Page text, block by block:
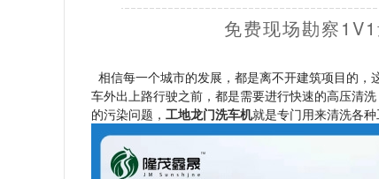
免费现场勘察
相信每一个城市的发展，都是离不开建筑项目的
车外出上路行驶之前，都是需要进行快速的高压清
的污染问题， 工地龙门洗车机就是专门用来清洗各种